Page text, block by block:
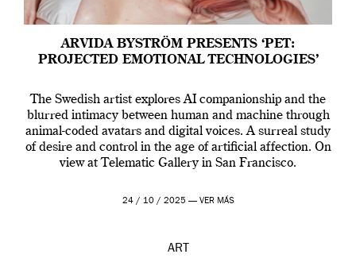
ARVIDA BYSTRÖM PRESENTS ‘PET:
PROJECTED EMOTIONAL TECHNOLOGIES’
The Swedish artist explores AI companionship and the
blurred intimacy between human and machine through
animal-coded avatars and digital voices. A surreal study
of desire and control in the age of artificial affection. On
view at Telematic Gallery in San Francisco.
24 / 10 / 2025 — VER MÁS
ART